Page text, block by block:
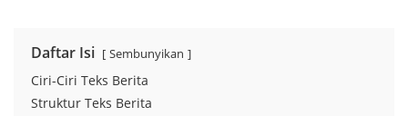
Daftar Isi Sembunyikan
Ciri-Ciri Teks Berita
Struktur Teks Berita